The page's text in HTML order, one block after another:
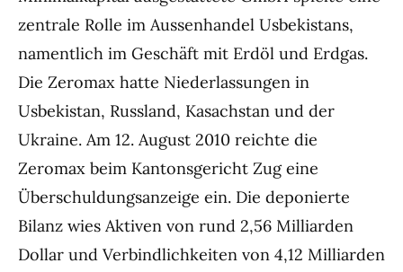
zentrale Rolle im Aussenhandel Usbekistans,
namentlich im Geschäft mit Erdöl und Erdgas.
Die Zeromax hatte Niederlassungen in
Usbekistan, Russland, Kasachstan und der
Ukraine. Am 12. August 2010 reichte die
Zeromax beim Kantonsgericht Zug eine
Überschuldungsanzeige ein. Die deponierte
Bilanz wies Aktiven von rund 2,56 Milliarden
Dollar und Verbindlichkeiten von 4,12 Milliarden